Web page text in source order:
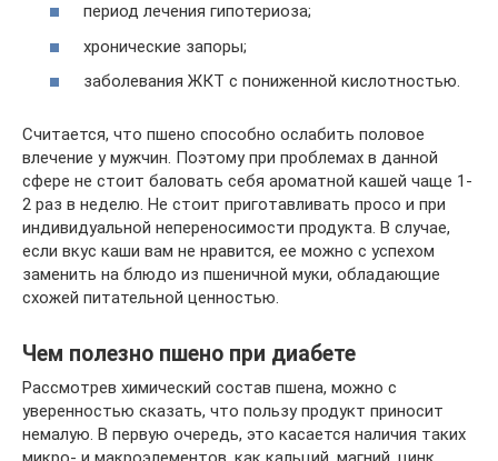
период лечения гипотериоза;
хронические запоры;
заболевания ЖКТ с пониженной кислотностью.
Считается, что пшено способно ослабить половое
влечение у мужчин. Поэтому при проблемах в данной
сфере не стоит баловать себя ароматной кашей чаще 1-
2 раз в неделю. Не стоит приготавливать просо и при
индивидуальной непереносимости продукта. В случае,
если вкус каши вам не нравится, ее можно с успехом
заменить на блюдо из пшеничной муки, обладающие
схожей питательной ценностью.
Чем полезно пшено при диабете
Рассмотрев химический состав пшена, можно с
уверенностью сказать, что пользу продукт приносит
немалую. В первую очередь, это касается наличия таких